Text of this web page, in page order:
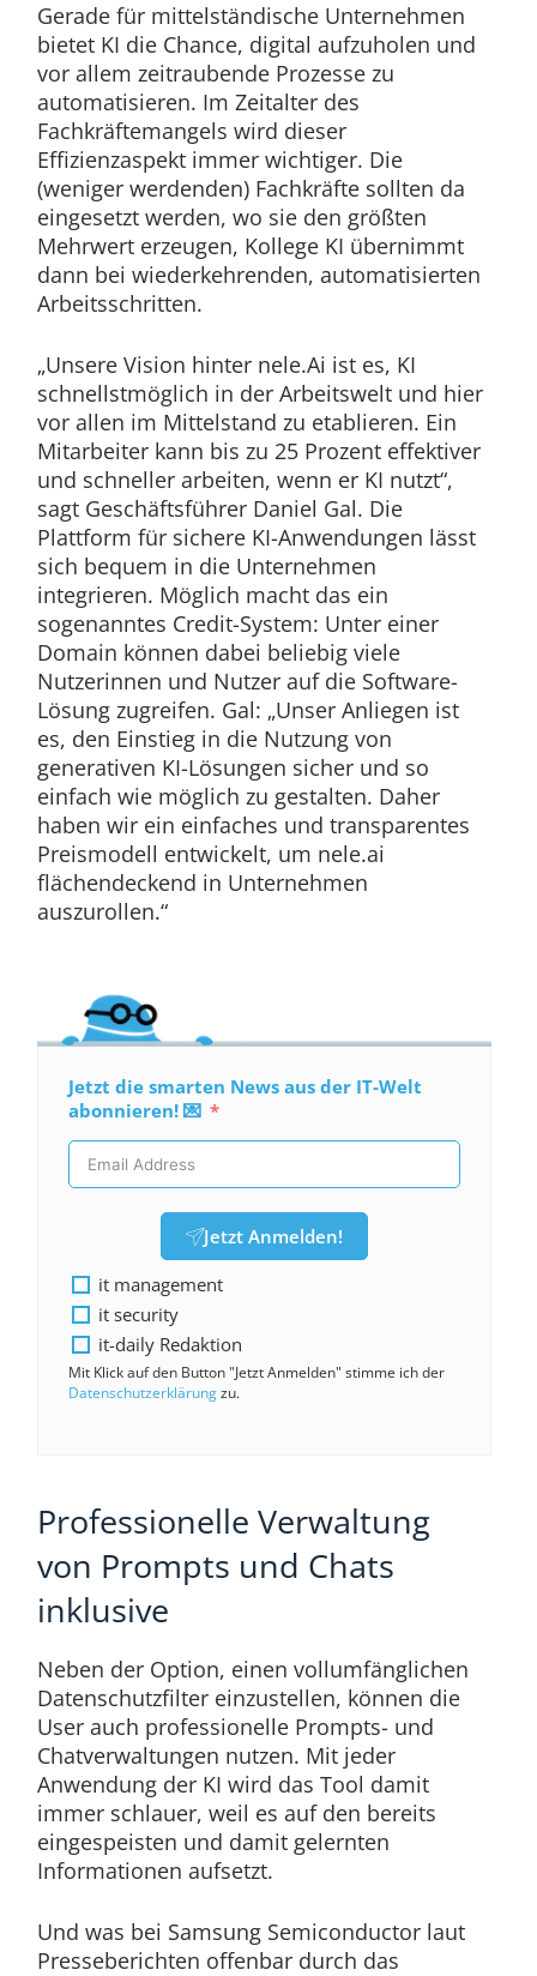
Gerade für mittelständische Unternehmen
bietet KI die Chance, digital aufzuholen und
vor allem zeitraubende Prozesse zu
automatisieren. Im Zeitalter des
Fachkräftemangels wird dieser
Effizienzaspekt immer wichtiger. Die
(weniger werdenden) Fachkräfte sollten da
eingesetzt werden, wo sie den größten
Mehrwert erzeugen, Kollege KI übernimmt
dann bei wiederkehrenden, automatisierten
Arbeitsschritten.
„Unsere Vision hinter nele.Ai ist es, KI
schnellstmöglich in der Arbeitswelt und hier
vor allen im Mittelstand zu etablieren. Ein
Mitarbeiter kann bis zu 25 Prozent effektiver
und schneller arbeiten, wenn er KI nutzt“,
sagt Geschäftsführer Daniel Gal. Die
Plattform für sichere KI-Anwendungen lässt
sich bequem in die Unternehmen
integrieren. Möglich macht das ein
sogenanntes Credit-System: Unter einer
Domain können dabei beliebig viele
Nutzerinnen und Nutzer auf die Software-
Lösung zugreifen. Gal: „Unser Anliegen ist
es, den Einstieg in die Nutzung von
generativen KI-Lösungen sicher und so
einfach wie möglich zu gestalten. Daher
haben wir ein einfaches und transparentes
Preismodell entwickelt, um nele.ai
flächendeckend in Unternehmen
auszurollen.“
Jetzt die smarten News aus der IT-Welt
abonnieren! 💌
Jetzt Anmelden!
it management
it security
it-daily Redaktion
Mit Klick auf den Button "Jetzt Anmelden" stimme ich der
Datenschutzerklärungzu.
Professionelle Verwaltung
von Prompts und Chats
inklusive
Neben der Option, einen vollumfänglichen
Datenschutzfilter einzustellen, können die
User auch professionelle Prompts- und
Chatverwaltungen nutzen. Mit jeder
Anwendung der KI wird das Tool damit
immer schlauer, weil es auf den bereits
eingespeisten und damit gelernten
Informationen aufsetzt.
Und was bei Samsung Semiconductor laut
Presseberichten offenbar durch das